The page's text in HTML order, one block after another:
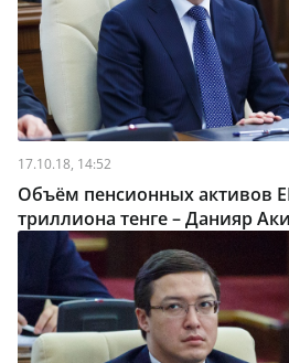
17.10.18, 14:52
Объём пенсионных активов
триллиона тенге – Данияр